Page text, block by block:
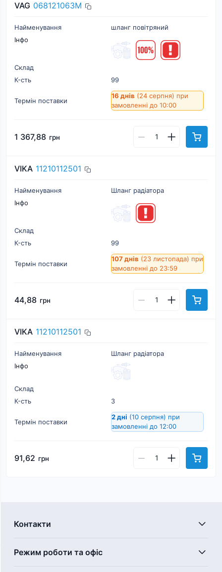
VAG 068121063M
Найменування
шланг повітряний
Інфо
Склад
К-cть
99
Термін поставки
16 днів (24 серпня) при
замовленні до 10:00
1 367,88 грн
VIKA 11210112501
Найменування
Шланг радіатора
Інфо
Склад
К-cть
99
Термін поставки
107 днів (23 листопада) при
замовленні до 23:59
44,88 грн
VIKA 11210112501
Найменування
Шланг радіатора
Інфо
Склад
К-cть
3
Термін поставки
2 дні (10 серпня) при
замовленні до 12:00
91,62 грн
Контакти
Режим роботи та офіс